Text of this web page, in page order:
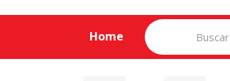
Home
Search
for: